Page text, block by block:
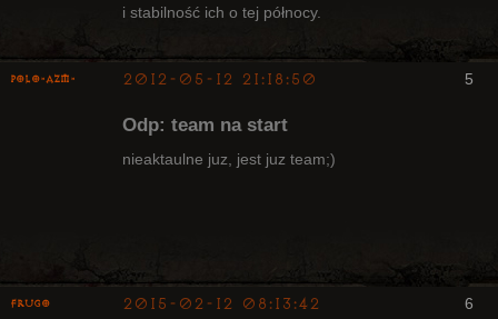
i stabilność ich o tej północy.
5
Polo-AZM- 2012-05-12 21:18:50
Odp: team na start
nieaktaulne juz, jest juz team;)
6
Frugo 2015-02-12 08:13:42